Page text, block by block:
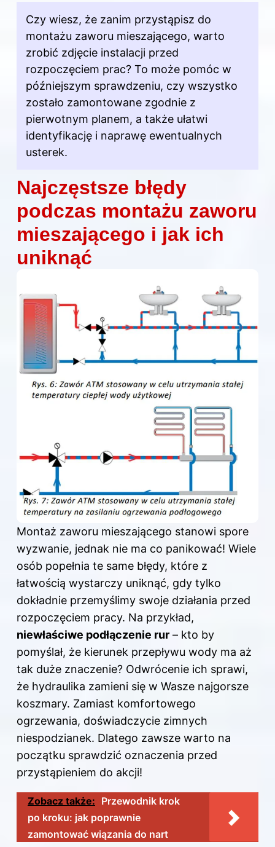
Czy wiesz, że zanim przystąpisz do
montażu zaworu mieszającego, warto
zrobić zdjęcie instalacji przed
rozpoczęciem prac? To może pomóc w
późniejszym sprawdzeniu, czy wszystko
zostało zamontowane zgodnie z
pierwotnym planem, a także ułatwi
identyfikację i naprawę ewentualnych
usterek.
Najczęstsze błędy
podczas montażu zaworu
mieszającego i jak ich
uniknąć
Montaż zaworu mieszającego stanowi spore
wyzwanie, jednak nie ma co panikować! Wiele
osób popełnia te same błędy, które z
łatwością wystarczy uniknąć, gdy tylko
dokładnie przemyślimy swoje działania przed
rozpoczęciem pracy. Na przykład,
niewłaściwe podłączenie rur – kto by
pomyślał, że kierunek przepływu wody ma aż
tak duże znaczenie? Odwrócenie ich sprawi,
że hydraulika zamieni się w Wasze najgorsze
koszmary. Zamiast komfortowego
ogrzewania, doświadczycie zimnych
niespodzianek. Dlatego zawsze warto na
początku sprawdzić oznaczenia przed
przystąpieniem do akcji!
Zobacz także: Przewodnik krok
po kroku: jak poprawnie
zamontować wiązania do nart